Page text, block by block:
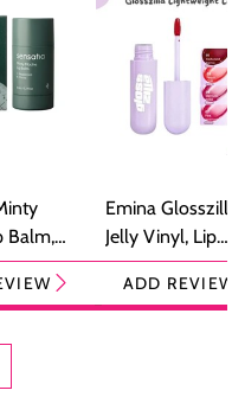
Balm,
Bibir
Emina
Jelly Vinyl, Lip
Cream Glossy
Ringan
ADD